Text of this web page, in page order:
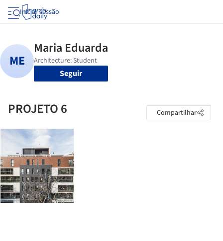
Iniciar sessão
Seguir
PROJETO 6 Compartilhar